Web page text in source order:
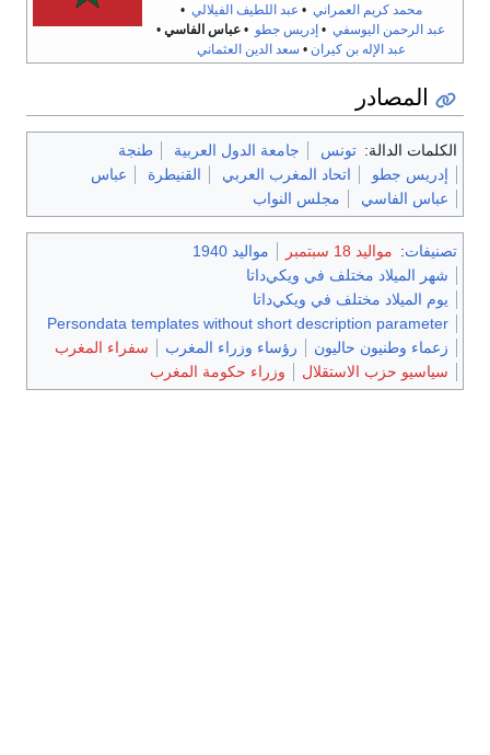
محمد كريم العمراني • عبد اللطيف الفيلالي •
عبد الرحمن اليوسفي • إدريس جطو • عباس الفاسي •
عبد الإله بن كيران • سعد الدين العثماني
المصادر
الكلمات الدالة: تونس جامعة الدول العربية
طنجة
إدريس جطو
اتحاد المغرب العربي القنيطرة
عباس
عباس الفاسي
مجلس النواب
تصنيفات: مواليد 18 سبتمبر
مواليد 1940
شهر الميلاد مختلف في ويكي‌داتا
يوم الميلاد مختلف في ويكي‌داتا
Persondata templates without short description parameter
زعماء وطنيون حاليون
رؤساء وزراء المغرب
سفراء المغرب
سياسيو حزب الاستقلال
وزراء حكومة المغرب